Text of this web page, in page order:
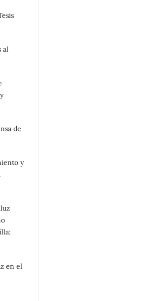
al
de
y
en el